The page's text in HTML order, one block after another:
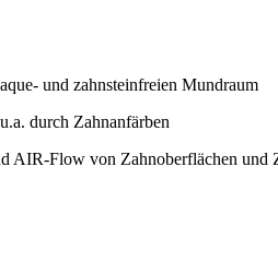
und zahnsteinfreien Mundraum
durch Zahnanfärben
AIR-Flow von Zahnoberflächen und